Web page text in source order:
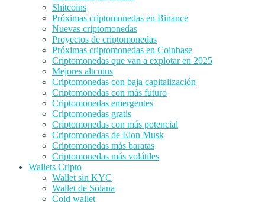
Shitcoins
Próximas criptomonedas en Binance
Nuevas criptomonedas
Proyectos de criptomonedas
Próximas criptomonedas en Coinbase
Criptomonedas que van a explotar en 2025
Mejores altcoins
Criptomonedas con baja capitalización
Criptomonedas con más futuro
Criptomonedas emergentes
Criptomonedas gratis
Criptomonedas con más potencial
Criptomonedas de Elon Musk
Criptomonedas más baratas
Criptomonedas más volátiles
Wallets Cripto
Wallet sin KYC
Wallet de Solana
Cold wallet